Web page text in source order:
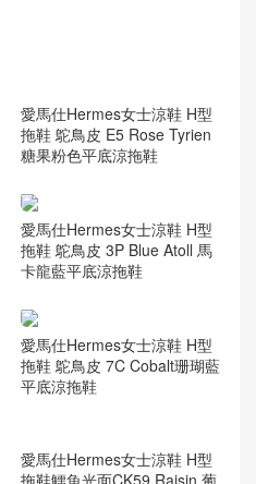
愛馬仕Hermes女士涼鞋 H型
拖鞋 鴕鳥皮 E5 Rose Tyrien
糖果粉色平底涼拖鞋
拖鞋 鴕鳥皮 3P Blue Atoll 馬
卡龍藍平底涼拖鞋